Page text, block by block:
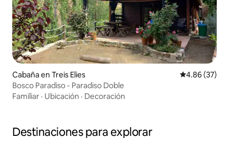
Cabaña en Treis Elies Calificación
4.86 (37)
Bosco Paradiso - Paradiso Doble
Familiar · Ubicación · Decoración
Destinaciones para explorar